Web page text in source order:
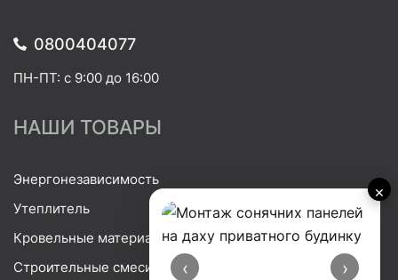
×
‹ ›
0800404077
ПН-ПТ: с 9:00 до 16:00
НАШИ ТОВАРЫ
Энергонезависимость
Утеплитель
Кровельные материалы
Строительные смеси